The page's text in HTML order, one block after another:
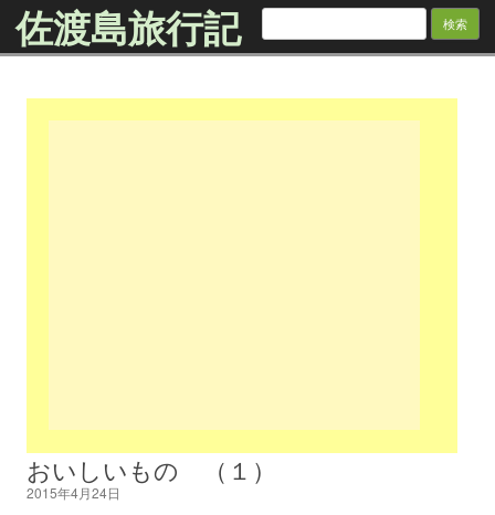
佐渡島旅行記 検
おいしいもの （１）
2015年4月24日